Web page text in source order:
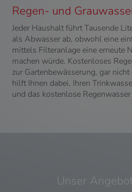
Regen- und
Jeder Haushalt führt Tausende
als Abwasser ab, obwohl eine
mittels Filteranlage eine erneute
machen würde. Kostenloses
zur Gartenbewässerung, gar
hilft Ihnen dabei, Ihren
und das kostenlose
Unser